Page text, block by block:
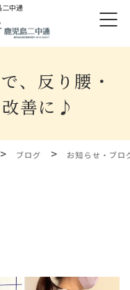
二中通
、反り腰・
善に♪
> ブログ > お知らせ・ブロ